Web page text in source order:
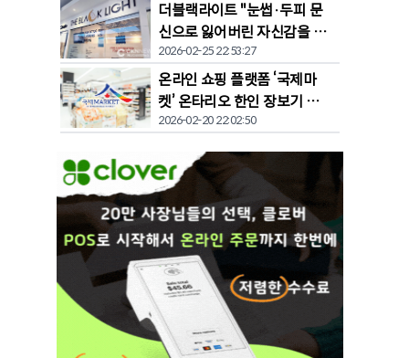
더블랙라이트 "눈썹·두피 문
신으로 잃어버린 자신감을 되
찾다"
2026-02-25 22:53:27
온라인 쇼핑 플랫폼 ‘국제마
켓’ 온타리오 한인 장보기 문
화 바꾼다
2026-02-20 22:02:50